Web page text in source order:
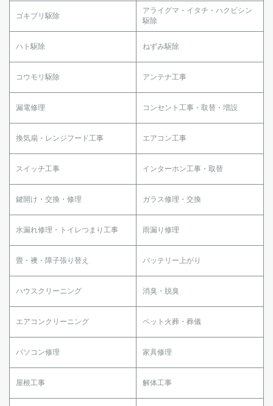
ゴキブリ駆除
アライグマ・イタチ・ハクビシン
駆除
ハト駆除 ねずみ駆除
コウモリ駆除 アンテナ工事
漏電修理 コンセント工事・取替・増設
換気扇・レンジフード工事 エアコン工事
スイッチ工事 インターホン工事・取替
鍵開け・交換・修理 ガラス修理・交換
水漏れ修理・トイレつまり工事 雨漏り修理
畳・襖・障子張り替え バッテリー上がり
ハウスクリーニング 消臭・脱臭
エアコンクリーニング ペット火葬・葬儀
パソコン修理 家具修理
屋根工事 解体工事